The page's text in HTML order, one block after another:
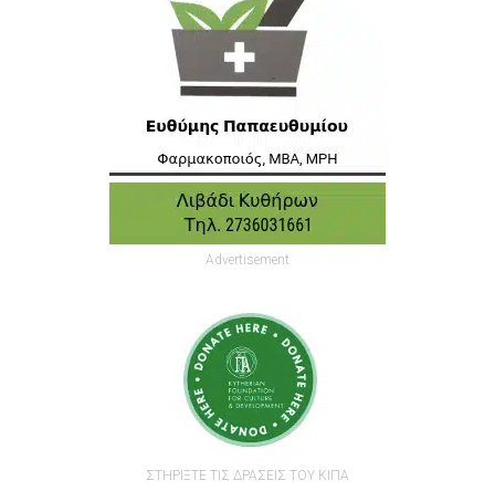
Advertisement
ΣΤΗΡΙΞΤΕ ΤΙΣ ΔΡΑΣΕΙΣ ΤΟΥ ΚΙΠΑ